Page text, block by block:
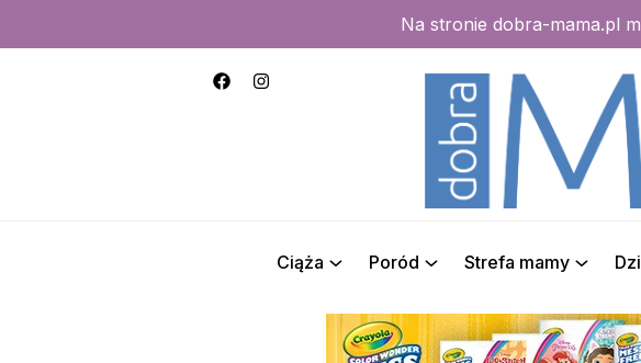
Na stronie dobra-mama.pl
Ciąża Poród Strefa mamy